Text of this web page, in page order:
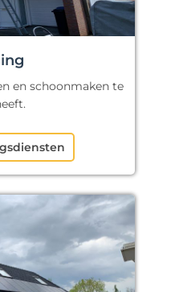
en schoonmaken te